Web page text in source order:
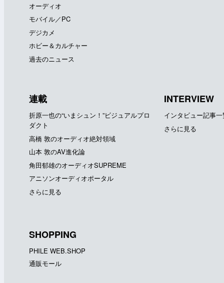
オーディオ
モバイル／PC
デジカメ
ホビー＆カルチャー
過去のニュース
連載
折原一也の“いまシュン！”ビジュアルプロ
ダクト
高橋 敦のオーディオ絶対領域
山本 敦のAV進化論
角田郁雄のオーディオSUPREME
アニソンオーディオポータル
さらに見る
INTERVIEW
インタビュー記事
さらに見る
SHOPPING
PHILE WEB.SHOP
通販モール